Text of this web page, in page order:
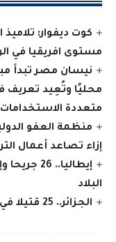
كوت ديفوار: تلاميذ
مستوى افريقيا في
نيسان مصر تبدأ
محليًا وتُعِيد تعريف
متعددة الاستخدامات
منظمة العفو
إزاء تصاعد أعمال
إيطاليا..
البلاد
الجزائر.. 25 قتيلا في حادثة سير خطيرة